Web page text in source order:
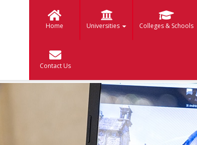
Home Universities Colleges & Schools
Contact Us